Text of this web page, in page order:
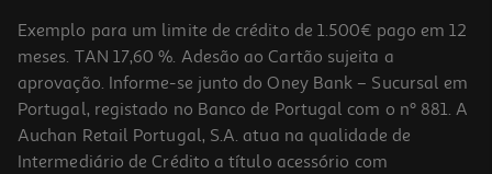
Exemplo para um limite de crédito de 1.500€ pago em 12
meses. TAN 17,60 %. Adesão ao Cartão sujeita a
aprovação. Informe-se junto do Oney Bank – Sucursal em
Portugal, registado no Banco de Portugal com o nº 881. A
Auchan Retail Portugal, S.A. atua na qualidade de
Intermediário de Crédito a título acessório com